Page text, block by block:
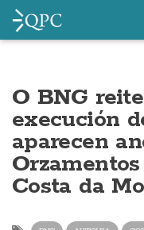
O BNG
execución
aparecen
Costa da